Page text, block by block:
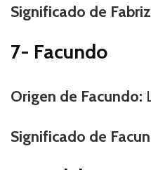
Significado de
7- Facundo
Origen de Facundo:
Significado de